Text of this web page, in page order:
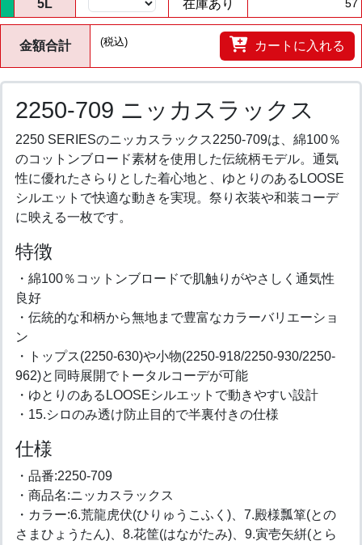
5L 在庫あり 57
金額合計 (税込) カートに入れる
2250-709 ニッカスラックス
2250 SERIESのニッカスラックス2250-709は、綿100％
のコットンブロード素材を使用した伝統柄モデル。通気
性に優れたさらりとした着心地と、ゆとりのあるLOOSE
シルエットで快適な動きを実現。祭り衣装や和装コーデ
に映える一枚です。
特徴
・綿100％コットンブロードで肌触りがやさしく通気性
良好
・伝統的な和柄から無地まで豊富なカラーバリエーショ
ン
・トップス(2250-630)や小物(2250-918/2250-930/2250-
962)と同時展開でトータルコーデが可能
・ゆとりのあるLOOSEシルエットで動きやすい設計
・15.シロのみ透け防止目的で半裏付きの仕様
仕様
・品番:2250-709
・商品名:ニッカスラックス
・カラー:6.荒龍虎伏(ひりゅうこふく)、7.殿様瓢箪(との
さまひょうたん)、8.花筐(はながたみ)、9.寅壱矢絣(とら